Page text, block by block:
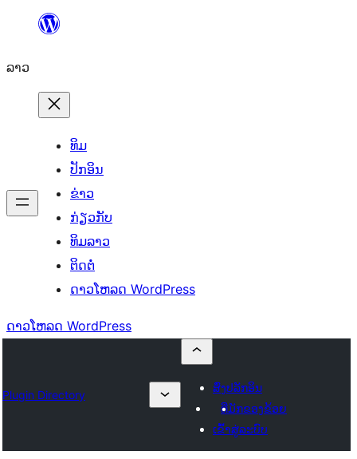
ທີ່
ເນື້ອຫາ
ລາວ
ທິມ
ປັກອິນ
ຂ່າວ
ກ່ຽວກັບ
ທິມລາວ
ຕິດຕໍ່
ດາວໂຫລດ WordPress
ດາວໂຫລດ WordPress
Plugin Directory
ສົ່ງປລັກອິນ
ທີ່ມັກຂອງຂ້ອຍ
ເຂົ້າສູ່ລະບົບ